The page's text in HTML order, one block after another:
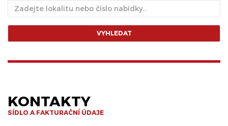
VYHLEDAT
KONTAKTY
SÍDLO A FAKTURAČNÍ ÚDAJE